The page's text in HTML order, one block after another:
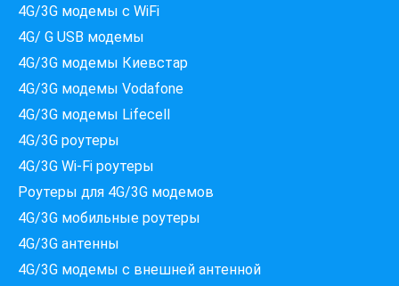
4G/3G модемы с WiFi
4G/ G USB модемы
4G/3G модемы Киевстар
4G/3G модемы Vodafone
4G/3G модемы Lifecell
4G/3G роутеры
4G/3G Wi-Fi роутеры
Роутеры для 4G/3G модемов
4G/3G мобильные роутеры
4G/3G антенны
4G/3G модемы c внешней антенной